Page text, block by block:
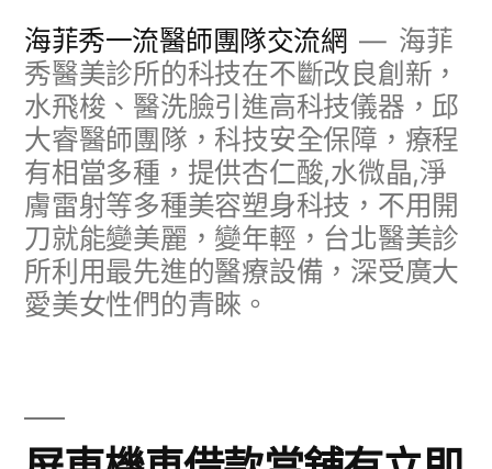
海菲秀一流醫師團隊交流網
海菲
秀醫美診所的科技在不斷改良創新，
水飛梭、醫洗臉引進高科技儀器，邱
大睿醫師團隊，科技安全保障，療程
有相當多種，提供杏仁酸,水微晶,淨
膚雷射等多種美容塑身科技，不用開
刀就能變美麗，變年輕，台北醫美診
所利用最先進的醫療設備，深受廣大
愛美女性們的青睞。